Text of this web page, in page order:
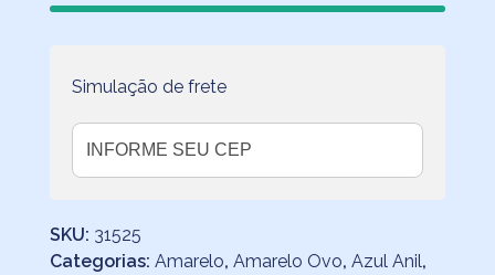
-
quantidade
Simulação de frete
SKU: 31525
Categorias: Amarelo, Amarelo Ovo, Azul Anil,